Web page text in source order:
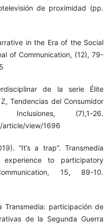
de proximidad (pp.
in the Era of the Social
of Communication, (12), 79-
de la serie Élite
Tendencias del Consumidor
(7),1-26.
article/view/1696
“It’s a trap”. Transmedia
to participatory
15, 89-10.
Transmedia: participación de
de la Segunda Guerra